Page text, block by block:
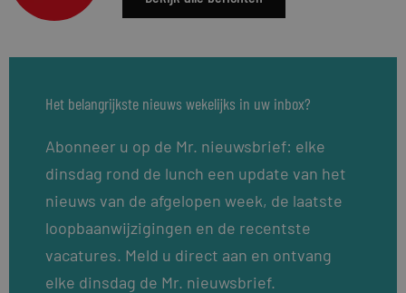
Het belangrijkste nieuws wekelijks in uw inbox?
Abonneer u op de Mr. nieuwsbrief: elke
dinsdag rond de lunch een update van het
nieuws van de afgelopen week, de laatste
loopbaanwijzigingen en de recentste
vacatures. Meld u direct aan en ontvang
elke dinsdag de Mr. nieuwsbrief.